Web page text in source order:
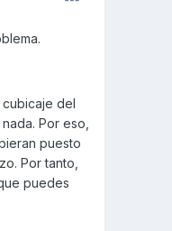
del
Por eso,
puesto
Por tanto,
puedes